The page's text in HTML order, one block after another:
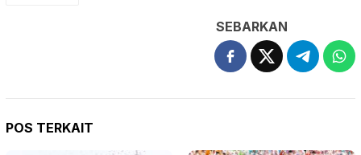
SEBARKAN
POS TERKAIT